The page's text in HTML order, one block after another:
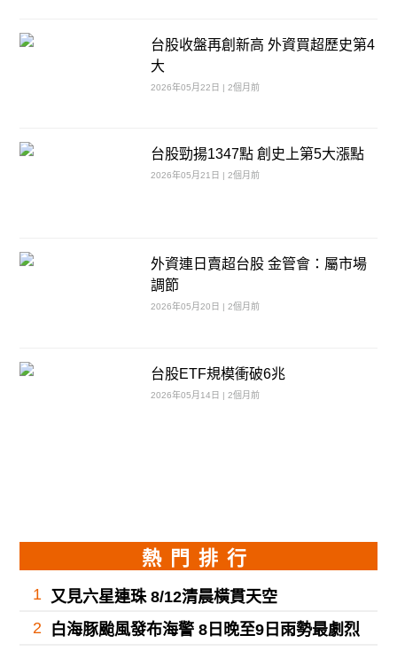
台股收盤再創新高 外資買超歷史第4
大
2026年05月22日 | 2個月前
台股勁揚1347點 創史上第5大漲點
2026年05月21日 | 2個月前
外資連日賣超台股 金管會：屬市場
調節
2026年05月20日 | 2個月前
台股ETF規模衝破6兆
2026年05月14日 | 2個月前
熱門排行
1 又見六星連珠 8/12清晨橫貫天空
2
白海豚颱風發布海警 8日晚至9日雨勢最劇烈